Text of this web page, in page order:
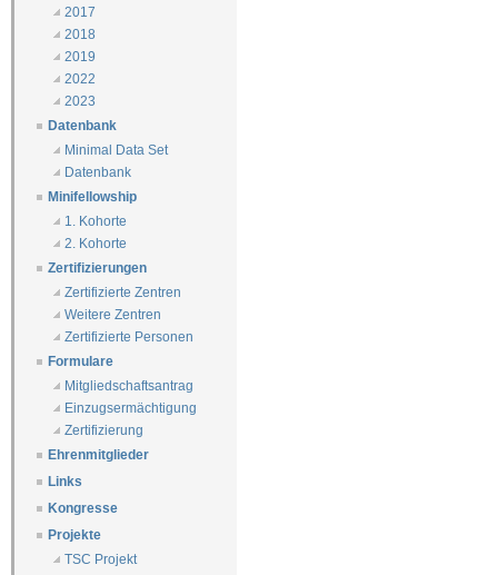
2017
2018
2019
2022
2023
Datenbank
Minimal Data Set
Datenbank
Minifellowship
1. Kohorte
2. Kohorte
Zertifizierungen
Zertifizierte Zentren
Weitere Zentren
Zertifizierte Personen
Formulare
Mitgliedschaftsantrag
Einzugsermächtigung
Zertifizierung
Ehrenmitglieder
Links
Kongresse
Projekte
TSC Projekt